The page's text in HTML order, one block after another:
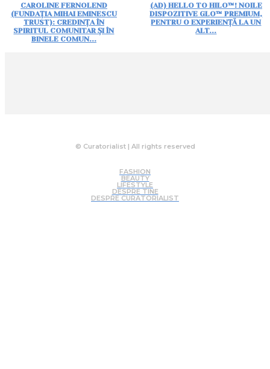
CAROLINE FERNOLEND
(FUNDAȚIA MIHAI EMINESCU
TRUST): CREDINȚA ÎN
SPIRITUL COMUNITAR ȘI ÎN
BINELE COMUN...
(AD) HELLO TO HILO™! NOILE
DISPOZITIVE GLO™ PREMIUM,
PENTRU O EXPERIENȚĂ LA UN
ALT...
© Curatorialist | All rights reserved
FASHION
BEAUTY
LIFESTYLE
DESPRE TINE
DESPRE CURATORIALIST